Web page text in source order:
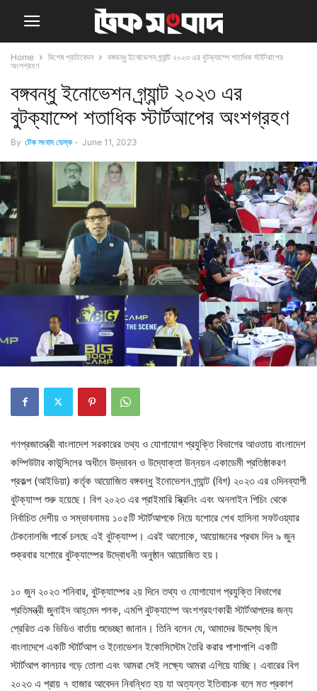
Home বিশেষ প্রতিবেদন
বঙ্গবন্ধু ইনোভেশন গ্র্যান্ট ২০২৩ এর বুটক্যাম্পে শতাধিক স্টার্টআপের
অংশগ্রহণ
বঙ্গবন্ধু ইনোভেশন গ্র্যান্ট ২০২৩ এর
বুটক্যাম্পে শতাধিক স্টার্টআপের অংশগ্রহণ
By টেক সংবাদ ডেস্ক - June 11, 2023
গণপ্রজাতন্ত্রী বাংলাদেশ সরকারের তথ্য ও যোগাযোগ প্রযুক্তি বিভাগের আওতায় বাংলাদেশ
কম্পিউটার কাউন্সিলের অধীনে উদ্ভাবন ও উদ্যোক্তা উন্নয়ন একাডেমী প্রতিষ্ঠাকরণ
প্রকল্প (আইডিয়া) কর্তৃক আয়োজিত বঙ্গবন্ধু ইনোভেশন গ্র্যান্ট (বিগ) ২০২৩ এর ৩দিনব্যাপী
বুটক্যাম্প শুরু হয়েছে। বিগ ২০২৩ এর প্রাইমারি স্ক্রিনিং এবং অনলাইন পিচিং থেকে
নির্বাচিত দেশীয় ও সম্ভাবনাময় ১০৫টি স্টার্টআপকে নিয়ে যশোরে শেখ হাসিনা সফটওয়্যার
টেকনোলজি পার্কে চলছে এই বুটক্যাম্প। এরই আলোকে, আয়োজনের প্রথম দিন ৯ জুন
শুক্রবার যশোরে বুটক্যাম্পের উদ্বোধনী অনুষ্ঠান আয়োজিত হয়।
১০ জুন ২০২৩ শনিবার, বুটক্যাম্পের ২য় দিনে তথ্য ও যোগাযোগ প্রযুক্তি বিভাগের
প্রতিমন্ত্রী জুনাইদ আহ্‌মেদ পলক, এমপি বুটক্যাম্পে অংশগ্রহণকারী স্টার্টআপদের জন্য
প্রেরিত এক ভিডিও বার্তায় শুভেচ্ছা জানান। তিনি বলেন যে, আমাদের উদ্দেশ্য ছিল
বাংলাদেশে একটি স্টার্টআপ ও ইনোভেশন ইকোসিস্টেম তৈরি করার পাশাপাশি একটি
স্টার্টআপ কালচার গড়ে তোলা এবং আমরা সেই লক্ষ্যে আমরা এগিয়ে যাচ্ছি। এবারের বিগ
২০২৩ এ প্রায় ৭ হাজার আবেদন নিবন্ধিত হয় যা অত্যন্ত ইতিবাচক বলে মত প্রকাশ